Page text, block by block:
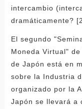
intercambio
dramáticamente?
El segundo
Moneda Virtual"
de Japón está en
sobre la Industria
organizado por la
Japón se llevará a